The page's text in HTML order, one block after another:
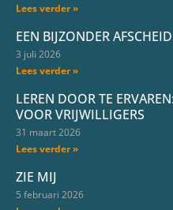
Lees verder »
EEN BIJZONDER
3 juli 2026
Lees verder »
LEREN DOOR TE
VOOR VRIJWILLIGERS
31 maart 2026
Lees verder »
ZIE MIJ
5 februari 2026